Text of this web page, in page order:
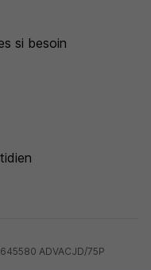
si besoin
ADVACJD/75P